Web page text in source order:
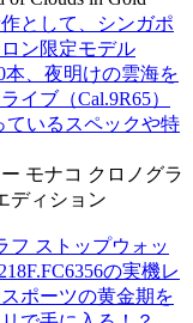
として、シンガポ
ン限定モデル
本、夜明けの雲海を
イブ（Cal.9R65）
ているスペックや特
フ ストップウォッ
の実機レ
ポーツの黄金期を